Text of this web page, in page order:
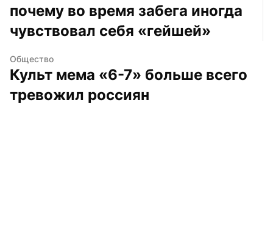
почему во время забега иногда
чувствовал себя «гейшей»
Общество
Культ мема «6-7» больше всего
тревожил россиян